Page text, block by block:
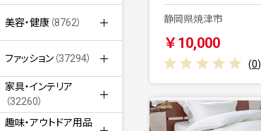
美容・健康 （8762）
ファッション （37294）
家具・インテリア
（32260）
趣味・アウトドア用品
静岡県焼津市
￥10,000
(0)